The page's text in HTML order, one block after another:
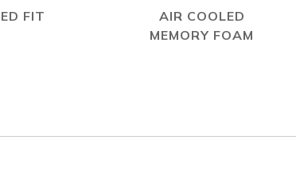
FIT
AIR COOLED
MEMORY FOAM